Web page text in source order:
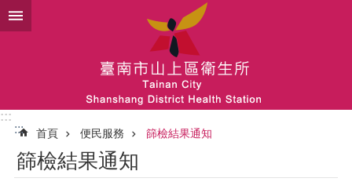
跳到主要內容區塊
:::
:::
首頁 便民服務 篩檢結果通知
篩檢結果通知